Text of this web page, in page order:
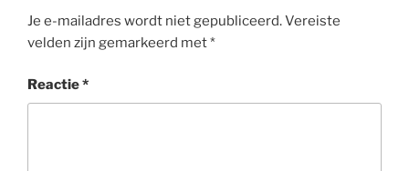
Je e-mailadres wordt niet gepubliceerd.Vereiste
velden zijn gemarkeerd met*
Reactie*